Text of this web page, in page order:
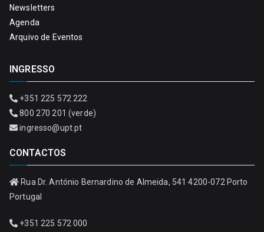
Newsletters
Agenda
Arquivo de Eventos
INGRESSO
+351 225 572 222
800 270 201 (verde)
ingresso@upt.pt
CONTACTOS
Rua Dr. António Bernardino de Almeida, 541 4200-072 Porto
Portugal
+351 225 572 000